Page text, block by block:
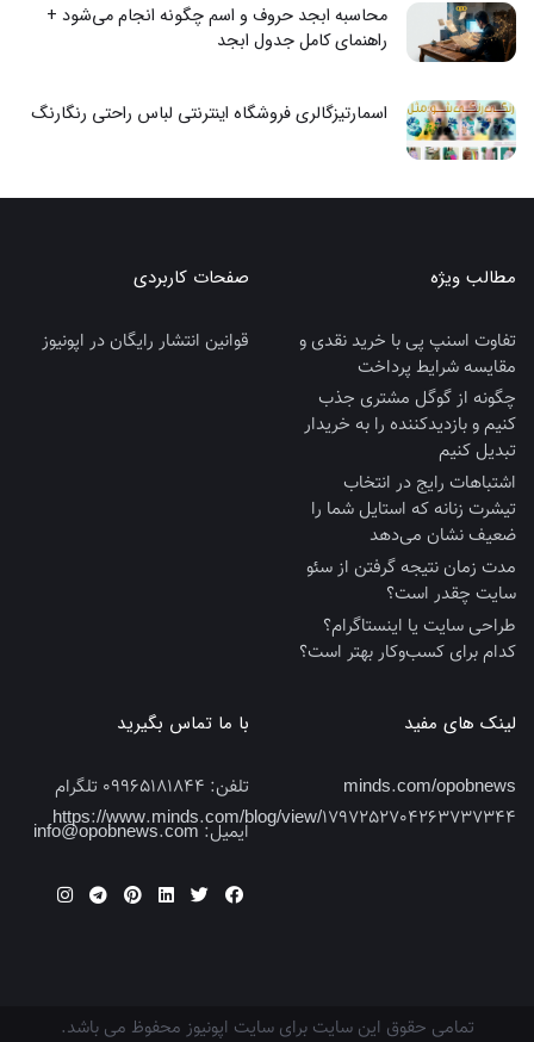
محاسبه ابجد حروف و اسم چگونه انجام می‌شود +
راهنمای کامل جدول ابجد
اسمارتیزگالری فروشگاه اینترنتی لباس راحتی رنگارنگ
مطالب ویژه
تفاوت اسنپ پی با خرید نقدی و
مقایسه شرایط پرداخت
چگونه از گوگل مشتری جذب
کنیم و بازدیدکننده را به خریدار
تبدیل کنیم
اشتباهات رایج در انتخاب
تیشرت زنانه که استایل شما را
ضعیف نشان می‌دهد
مدت زمان نتیجه گرفتن از سئو
سایت چقدر است؟
طراحی سایت یا اینستاگرام؟
کدام برای کسب‌وکار بهتر است؟
صفحات کاربردی
قوانین انتشار رایگان در اپونیوز
لینک های مفید
minds.com/opobnews
https://www.minds.com/blog/view/1797252704263737344
با ما تماس بگیرید
تلفن:
ایمیل:
تمامی حقوق این سایت برای سایت اپونیوز محفوظ می باشد.